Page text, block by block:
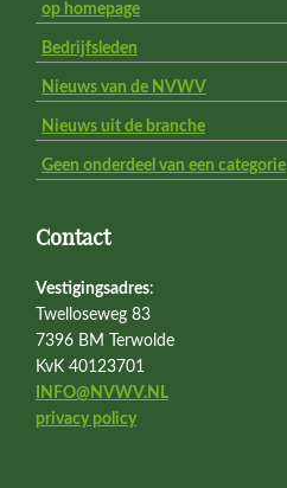
op homepage
Bedrijfsleden
Nieuws van de NVWV
Nieuws uit de branche
Geen onderdeel van een categorie
Contact
Vestigingsadres:
Twelloseweg 83
7396 BM Terwolde
KvK 40123701
INFO@NVWV.NL
privacy policy